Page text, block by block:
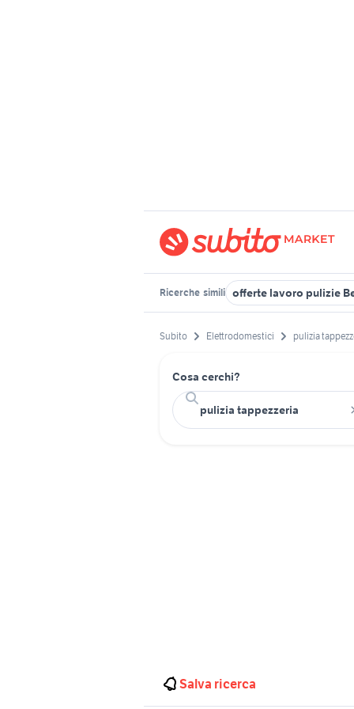
Ricerche simili offerte lavoro pulizie
Subito Elettrodomestici pulizia
Cosa cerchi?
Salva ricerca